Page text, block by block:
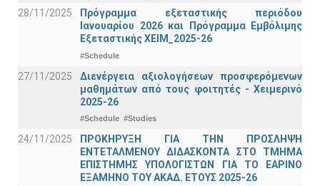
28/11/2025
Πρόγραμμα εξεταστικής περιόδου
Ιανουαρίου 2026 και Πρόγραμμα Εμβόλιμης
Εξεταστικής ΧΕΙΜ_2025-26
#Schedule
27/11/2025
Διενέργεια αξιολογήσεων προσφερόμενων
μαθημάτων από τους φοιτητές - Χειμερινό
2025-26
#Schedule #Studies
24/11/2025
ΠΡΟΚΗΡΥΞΗ ΓΙΑ ΤΗΝ ΠΡΟΣΛΗΨΗ
ΕΝΤΕΤΑΛΜΕΝΟΥ ΔΙΔΑΣΚΟΝΤΑ ΣΤΟ ΤΜΗΜΑ
ΕΠΙΣΤΗΜΗΣ ΥΠΟΛΟΓΙΣΤΩΝ ΓΙΑ ΤΟ ΕΑΡΙΝΟ
ΕΞΑΜΗΝΟ ΤΟΥ ΑΚΑΔ. ΕΤΟΥΣ 2025-26